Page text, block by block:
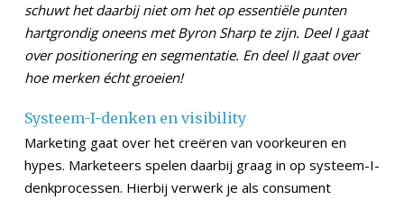
schuwt het daarbij niet om het op essentiële punten
hartgrondig oneens met Byron Sharp te zijn. Deel I gaat
over positionering en segmentatie. En deel II gaat over
hoe merken écht groeien!
Systeem-I-denken en visibility
Marketing gaat over het creëren van voorkeuren en
hypes. Marketeers spelen daarbij graag in op systeem-I-
denkprocessen. Hierbij verwerk je als consument